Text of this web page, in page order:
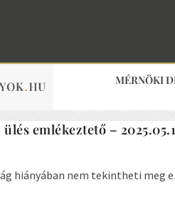
MÉRNÖKI
emlékeztető –
hiányában nem tekintheti meg